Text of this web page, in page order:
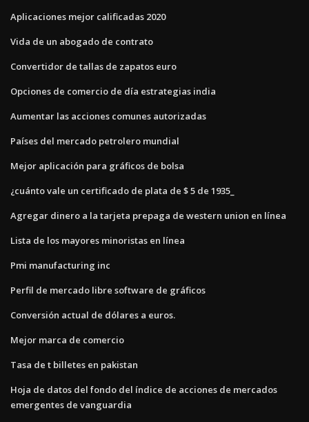
Aplicaciones mejor calificadas 2020
Vida de un abogado de contrato
Convertidor de tallas de zapatos euro
Opciones de comercio de día estrategias india
Aumentar las acciones comunes autorizadas
Países del mercado petrolero mundial
Mejor aplicación para gráficos de bolsa
¿cuánto vale un certificado de plata de $ 5 de 1935_
Agregar dinero a la tarjeta prepaga de western union en línea
Lista de los mayores minoristas en línea
Pmi manufacturing inc
Perfil de mercado libre software de gráficos
Conversión actual de dólares a euros.
Mejor marca de comercio
Tasa de t billetes en pakistan
Hoja de datos del fondo del índice de acciones de mercados
emergentes de vanguardia